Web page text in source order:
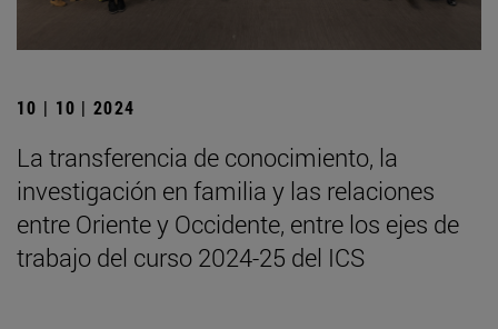
10 | 10 | 2024
La transferencia de conocimiento, la
investigación en familia y las relaciones
entre Oriente y Occidente, entre los ejes de
trabajo del curso 2024-25 del ICS